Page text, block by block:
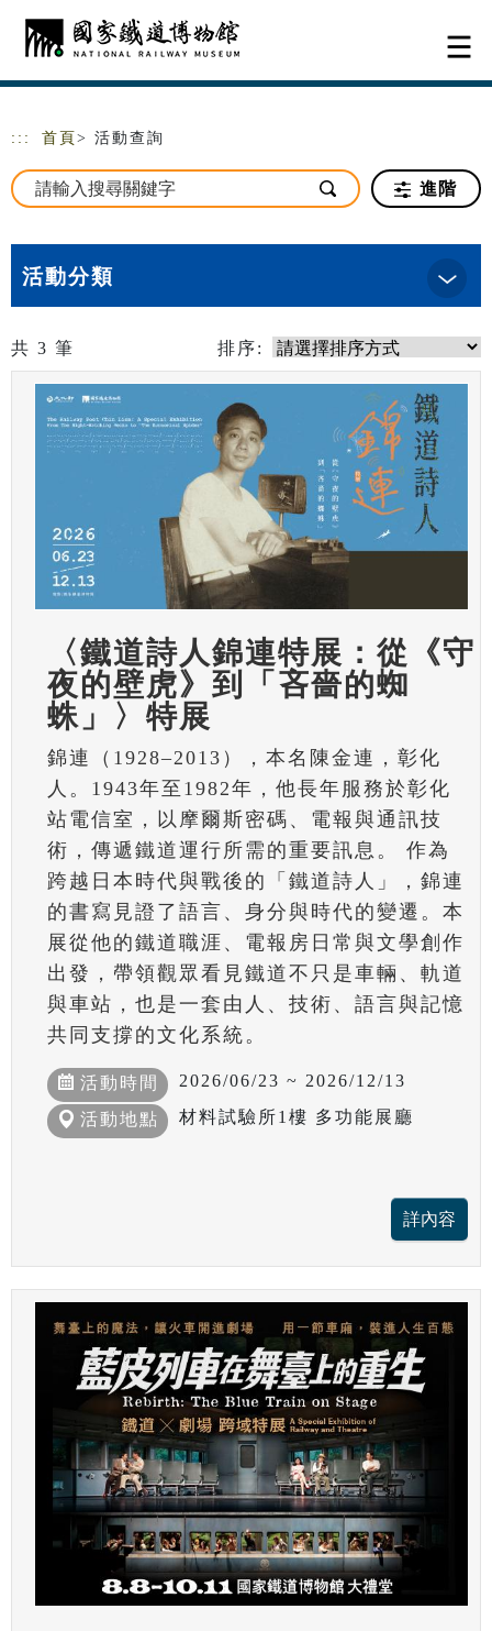
跳到主要內容
網站導覽
::: 首頁 > 活動查詢
進階
活動分類
共 3 筆 排序:
〈鐵道詩人錦連特展：從《守
夜的壁虎》到「吝嗇的蜘
蛛」〉特展
錦連（1928–2013），本名陳金連，彰化
人。1943年至1982年，他長年服務於彰化
站電信室，以摩爾斯密碼、電報與通訊技
術，傳遞鐵道運行所需的重要訊息。 作為
跨越日本時代與戰後的「鐵道詩人」，錦連
的書寫見證了語言、身分與時代的變遷。本
展從他的鐵道職涯、電報房日常與文學創作
出發，帶領觀眾看見鐵道不只是車輛、軌道
與車站，也是一套由人、技術、語言與記憶
共同支撐的文化系統。
活動時間 2026/06/23 ~ 2026/12/13
活動地點 材料試驗所1樓 多功能展廳